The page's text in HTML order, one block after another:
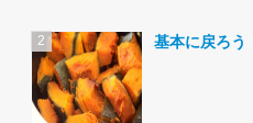
基本に戻ろう